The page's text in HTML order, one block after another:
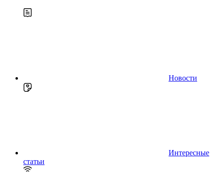
Новости
Интересные
статьи